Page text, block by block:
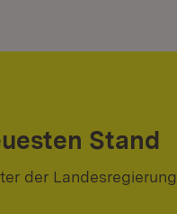
Stand
der Landesregierung.